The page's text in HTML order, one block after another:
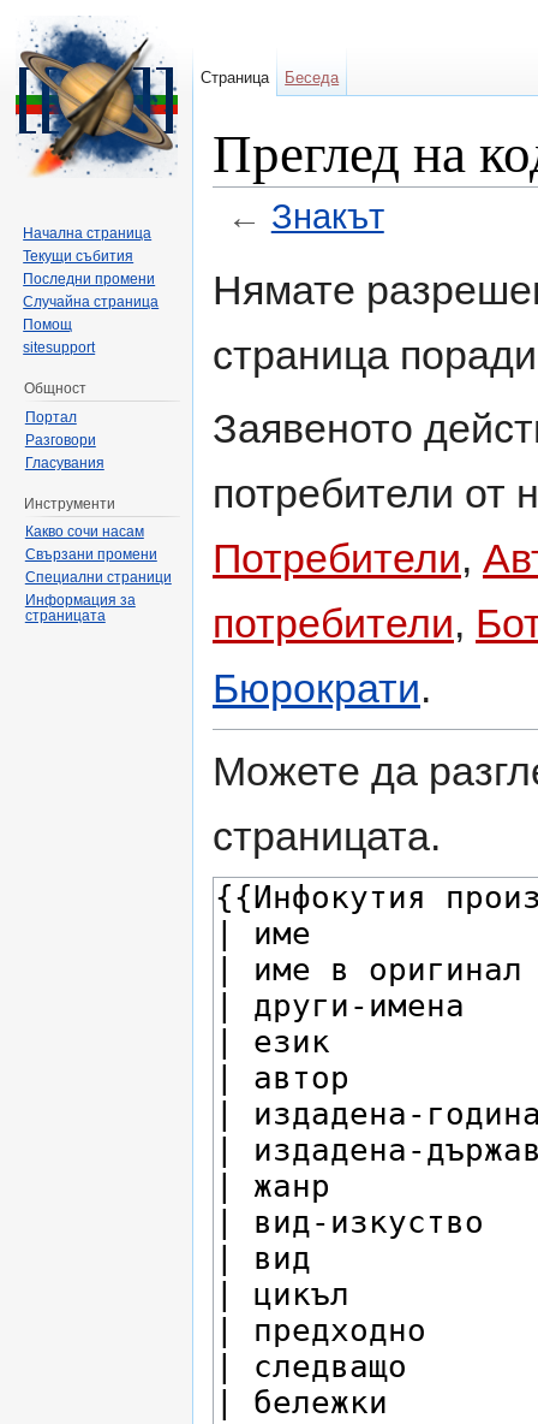
Преглед на
← Знакът
Нямате
страница
Заявеното
потребители от
Потребители,
потребители,
Бюрократи.
Можете да
страницата.
Страница Беседа
Начална страница
Текущи събития
Последни промени
Случайна страница
Помощ
sitesupport
Общност
Портал
Разговори
Гласувания
Инструменти
Какво сочи насам
Свързани промени
Специални страници
Информация за
страницата